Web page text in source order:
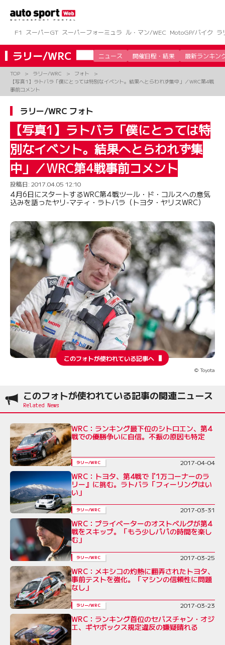
ツ
へ
ス
キ
F1 スーパーGT スーパーフォーミュラ ル・マン/WEC MotoGP/バイク ラ
ラリー/WRC ニュース 開催日程・結果 最新ランキン
TOP ラリー/WRC
フォト
【写真1】ラトバラ「僕にとっては特別なイベント。結果へとらわれず集中」／WRC第4戦
事前コメント
ラリー/WRC フォト
【写真1】ラトバラ「僕にとっては特
別なイベント。結果へとらわれず集
中」／WRC第4戦事前コメント
投稿日: 2017.04.05 12:10
4月6日にスタートするWRC第4戦ツール・ド・コルスへの意気
込みを語ったヤリ-マティ・ラトバラ（トヨタ・ヤリスWRC）
このフォトが使われている記事へ
© Toyota
このフォトが使われている記事の関連ニュース
WRC：ランキング最下位のシトロエン、第4
戦での優勝争いに自信。不振の原因も特定
ラリー/WRC 2017-04-04
WRC：トヨタ、第4戦で『1万コーナーのラ
リー』に挑む。ラトバラ「フィーリングはい
い」
ラリー/WRC 2017-03-31
WRC：プライベーターのオストベルグが第4
戦をスキップ。「もう少しパパの時間を楽し
む」
ラリー/WRC 2017-03-25
WRC：メキシコの灼熱に翻弄されたトヨタ、
事前テストを強化。「マシンの信頼性に問題
なし」
ラリー/WRC 2017-03-23
WRC：ランキング首位のセバスチャン・オジ
エ、ギヤボックス規定違反の嫌疑晴れる